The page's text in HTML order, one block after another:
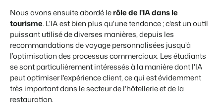
Présentation de Booking Experts
Découvrez les possibilités infinies de la plateforme Booking
Experts
Pour les Parcs de Vacances
Découvrez les avantages de Booking Experts pour un parc
de vacances
Pour les Groupes
Nous avons ensuite abordé lerôle de l'IA dans le
tourisme. L'IA est bien plus qu'une tendance ; c'est un outil
puissant utilisé de diverses manières, depuis les
recommandations de voyage personnalisées jusqu'à
l’optimisation des processus commerciaux. Les étudiants
se sont particulièrement intéressés à la manière dont l'IA
peut optimiser l'expérience client, ce qui est évidemment
très important dans le secteur de l'hôtellerie et de la
restauration.